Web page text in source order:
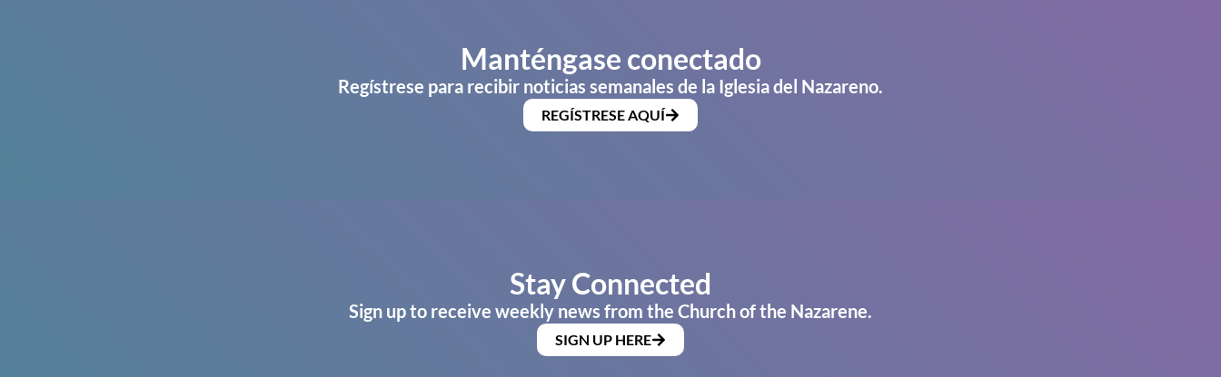
Manténgase conectado
Regístrese para recibir noticias semanales de la Iglesia del Nazareno.
REGÍSTRESE AQUÍ
Stay Connected
Sign up to receive weekly news from the Church of the Nazarene.
SIGN UP HERE